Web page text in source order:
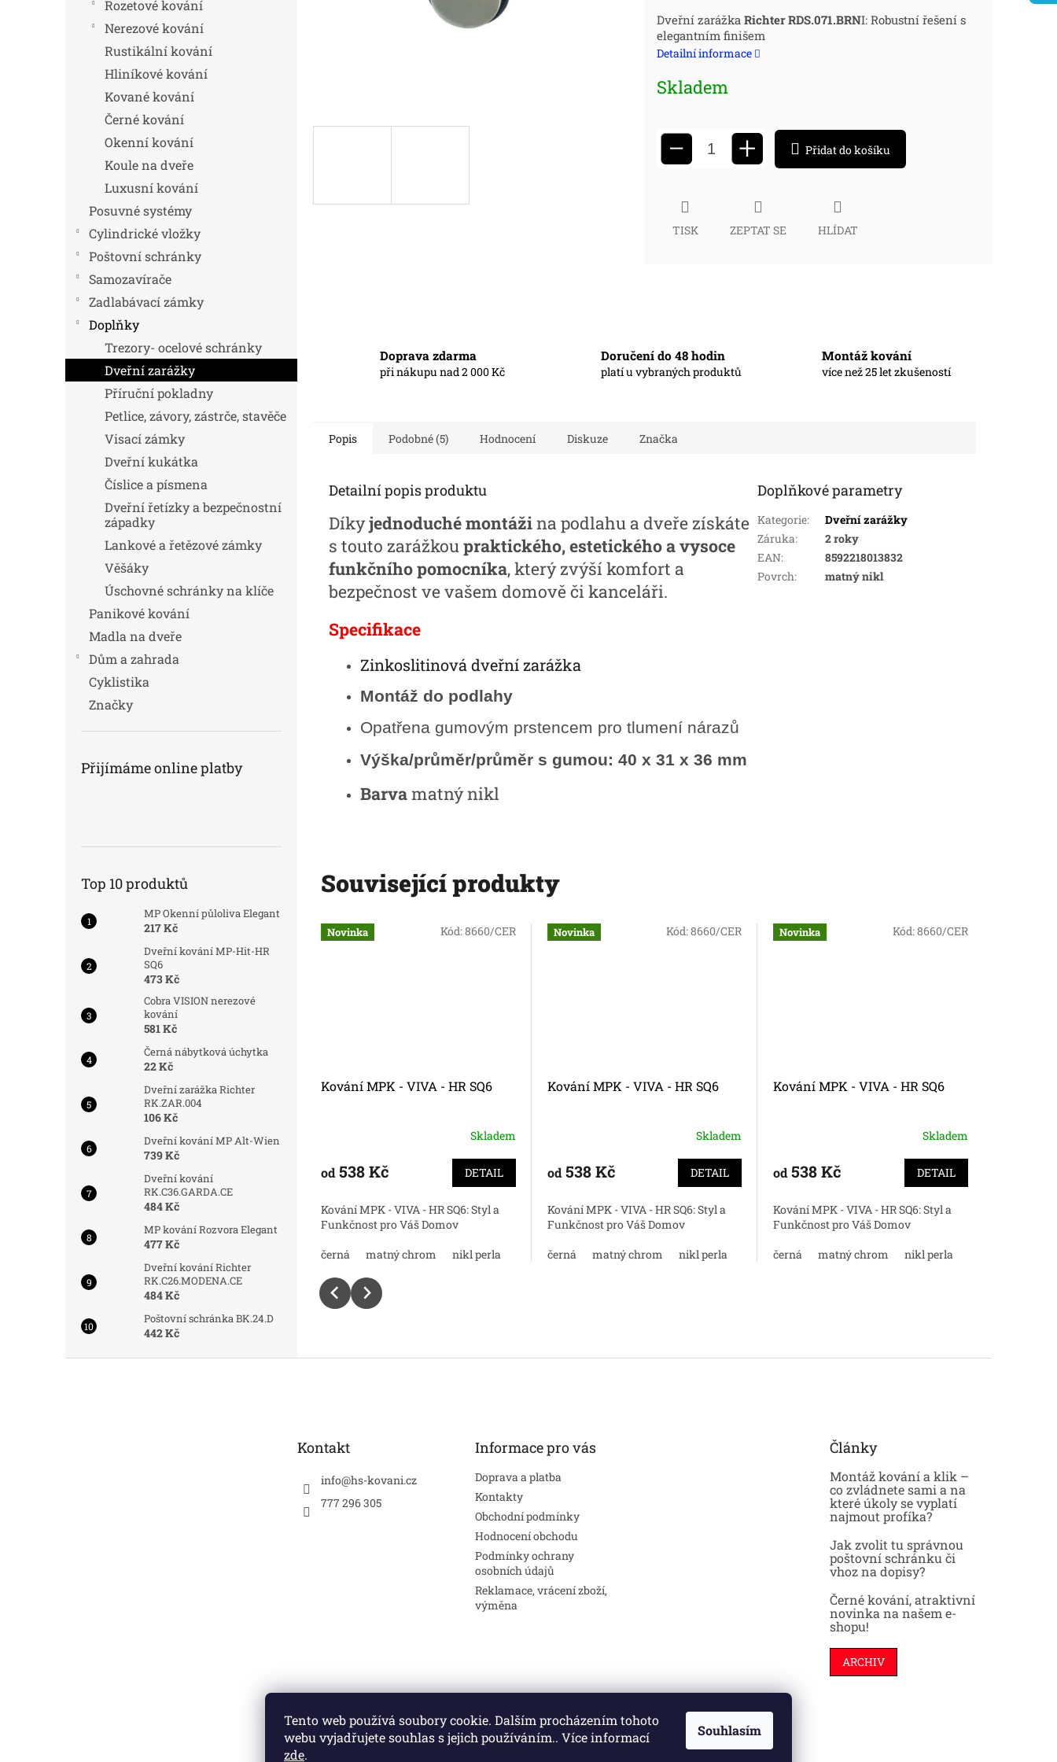
Tento web používá soubory cookie. Dalším procházením tohoto
webu vyjadřujete souhlas s jejich používáním.. Více informací
zde.
Souhlasím
Rozetové kování
Nerezové kování
Rustikální kování
Hliníkové kování
Kované kování
Černé kování
Okenní kování
Koule na dveře
Luxusní kování
Posuvné systémy
Cylindrické vložky
Poštovní schránky
Samozavírače
Zadlabávací zámky
Doplňky
Trezory- ocelové schránky
Dveřní zarážky
Příruční pokladny
Petlice, závory, zástrče, stavěče
Visací zámky
Dveřní kukátka
Číslice a písmena
Dveřní řetízky a bezpečnostní
západky
Lankové a řetězové zámky
Věšáky
Úschovné schránky na klíče
Panikové kování
Madla na dveře
Dům a zahrada
Cyklistika
Značky
Přijímáme online platby
Top 10 produktů
MP Okenní půloliva Elegant
217 Kč
Dveřní kování MP-Hit-HR
SQ6
473 Kč
Cobra VISION nerezové
kování
581 Kč
Černá nábytková úchytka
22 Kč
Dveřní zarážka Richter
RK.ZAR.004
106 Kč
Dveřní kování MP Alt-Wien
739 Kč
Dveřní kování
RK.C36.GARDA.CE
484 Kč
MP kování Rozvora Elegant
477 Kč
Dveřní kování Richter
RK.C26.MODENA.CE
484 Kč
Poštovní schránka BK.24.D
442 Kč
Měrná
cena:
Dveřní zarážka Richter RDS.071.BRNI: Robustní řešení s
elegantním finišem
Detailní informace
Skladem
− + Přidat do košíku
TISK ZEPTAT SE HLÍDAT
Doprava zdarma
při nákupu nad 2 000 Kč
Doručení do 48 hodin
platí u vybraných produktů
Montáž kování
více než 25 let zkušeností
Popis Podobné (5) Hodnocení Diskuze Značka
Detailní popis produktu
Díkyjednoduché montážina podlahu a dveře získáte
s touto zarážkoupraktického, estetického a vysoce
funkčního pomocníka, který zvýší komfort a
bezpečnost ve vašem domově či kanceláři.
Specifikace
Zinkoslitinová dveřní zarážka
Montáž do podlahy
Opatřena gumovým prstencem pro tlumení nárazů
Výška/průměr/průměr s gumou: 40 x 31 x 36 mm
Barvamatný nikl
Doplňkové parametry
Kategorie:
Dveřní zarážky
Záruka:
2 roky
EAN:
8592218013832
Povrch: matný nikl
Související produkty
Kování MPK - VIVA - HR SQ6
Skladem
538 Kč
Kování MPK - VIVA - HR SQ6: Styl a
Funkčnost pro Váš Domov
titan
Novinka
Kování MPK - VIVA - HR SQ6
Skladem
od 538 Kč DETAIL
Kování MPK - VIVA - HR SQ6: Styl a
Funkčnost pro Váš Domov
černá
matný chrom nikl perla titan
Kód:8660/CER Novinka
Kování MPK - VIVA - HR SQ6
Skladem
od538 Kč DETAIL
Kování MPK - VIVA - HR SQ6: Styl a
Funkčnost pro Váš Domov
černá
matný chrom nikl perla titan
Kód:8660/CER Novinka
Kování MPK - VIVA - HR SQ6
Skladem
od 538 Kč DETAIL
Kování MPK - VIVA - HR SQ6: Styl a
Funkčnost pro Váš Domov
černá
matný chrom nikl perla
Kód:8660/CER
Kontakt
info@hs-kovani.cz
777 296 305
Informace pro vás
Doprava a platba
Kontakty
Obchodní podmínky
Hodnocení obchodu
Podmínky ochrany
osobních údajů
Reklamace, vrácení zboží,
výměna
Články
Montáž kování a klik –
co zvládnete sami a na
které úkoly se vyplatí
najmout profíka?
Jak zvolit tu správnou
poštovní schránku či
vhoz na dopisy?
Černé kování, atraktivní
novinka na našem e-
shopu!
ARCHIV
Stavební pouzdra Interiéry Dveře